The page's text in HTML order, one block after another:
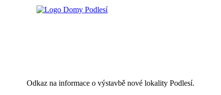
Odkaz na informace o výstavbě nové lokality Podlesí.